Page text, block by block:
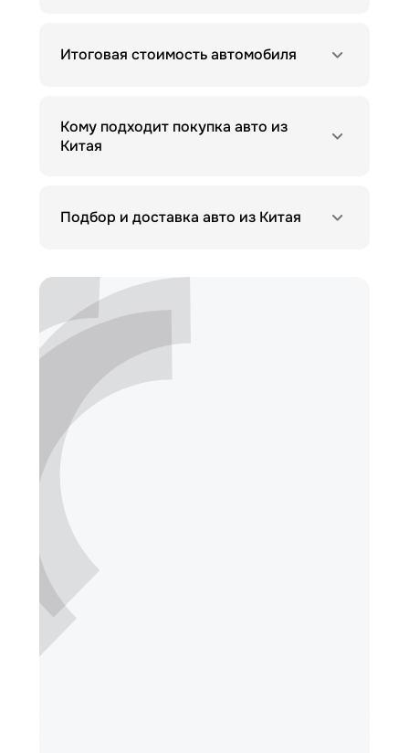
Итоговая стоимость автомобиля
Кому подходит покупка авто из
Китая
Подбор и доставка авто из Китая